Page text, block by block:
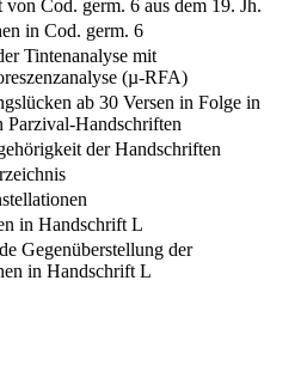
Cod. germ. 6 aus dem 19. Jh.
in Cod. germ. 6
Tintenanalyse mit
(µ-RFA)
ab 30 Versen in Folge in
Parzival-Handschriften
der Handschriften
in Handschrift L
Gegenüberstellung der
in Handschrift L